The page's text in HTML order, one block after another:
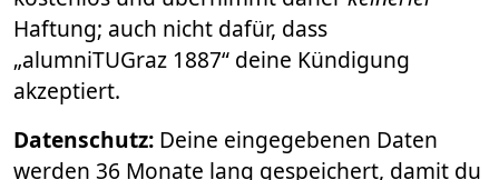
Haftung; auch nicht dafür, dass
„alumniTUGraz 1887“ deine Kündigung
akzeptiert.
Datenschutz: Deine eingegebenen Daten
werden 36 Monate lang gespeichert, damit du